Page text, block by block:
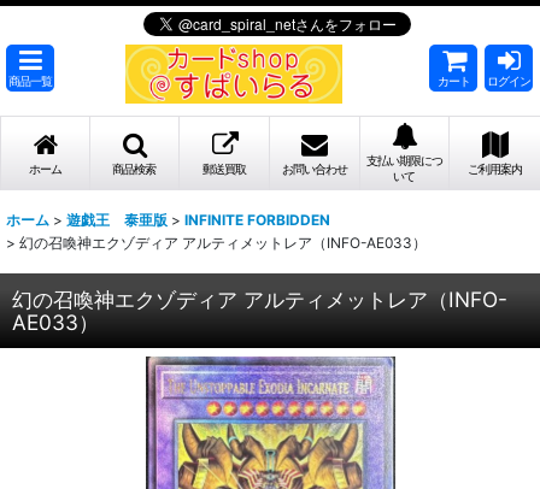
商品一覧 カート ログイン
ホーム 商品検索 郵送買取 お問い合わせ
支払い期限につ
いて
ご利用案内
ホーム > 遊戯王 泰亜版 > INFINITE FORBIDDEN
> 幻の召喚神エクゾディア アルティメットレア（INFO-AE033）
幻の召喚神エクゾディア アルティメットレア（INFO-
AE033）